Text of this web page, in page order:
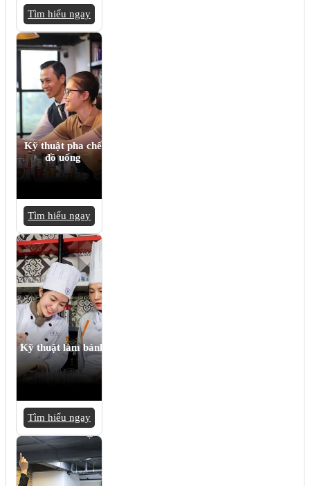
Tìm hiểu ngay
Kỹ thuật pha chế
đồ uống
Tìm hiểu ngay
Kỹ thuật làm bánh
Tìm hiểu ngay